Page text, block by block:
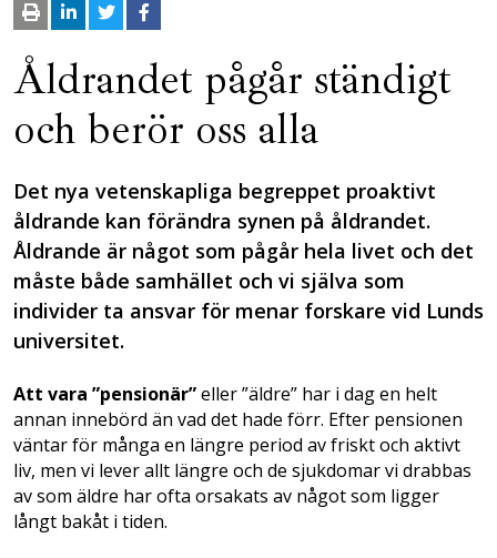
Åldrandet pågår ständigt
och berör oss alla
Det nya vetenskapliga begreppet proaktivt
åldrande kan förändra synen på åldrandet.
Åldrande är något som pågår hela livet och det
måste både samhället och vi själva som
individer ta ansvar för menar forskare vid Lunds
universitet.
Att vara ”pensionär”eller ”äldre” har i dag en helt
annan innebörd än vad det hade förr. Efter pensionen
väntar för många en längre period av friskt och aktivt
liv, men vi lever allt längre och de sjukdomar vi drabbas
av som äldre har ofta orsakats av något som ligger
långt bakåt i tiden.